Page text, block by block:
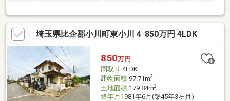
相談下さい！お悩みやご相談お伺いします！〇一回で市場の全て
の物件をご紹介可能です♪未公開物件アリ！一回の電話で市場の全
ての見学可能です！〇三丁目不動産の強み！オンライン内見、IT
重説対応！LINE・メールにて24時間、365日対応可能！地域の多
くの金融機関との取引実績有。弁護士、その他士業と連携し専門
的なご相談も可能です。(株)三丁目不動産【048-578-4822】深谷
市小前田408-3
埼玉県比企郡小川町東小川４ 850万円 4LDK
850万円
間取り 4LDK
建物面積97.71m2
土地面積179.84m2
築年月 1981年6月(築45年3ヶ月)